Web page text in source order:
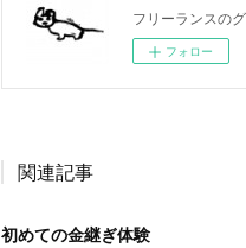
フリーランスの
フォロー
関連記事
初めての金継ぎ体験